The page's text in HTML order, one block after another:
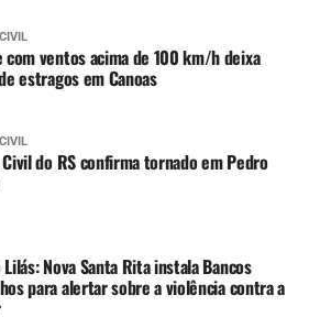
com ventos acima de 100 km/h deixa
estragos em Canoas
Civil do RS confirma tornado em Pedro
Nova Santa Rita instala Bancos
para alertar sobre a violência contra a